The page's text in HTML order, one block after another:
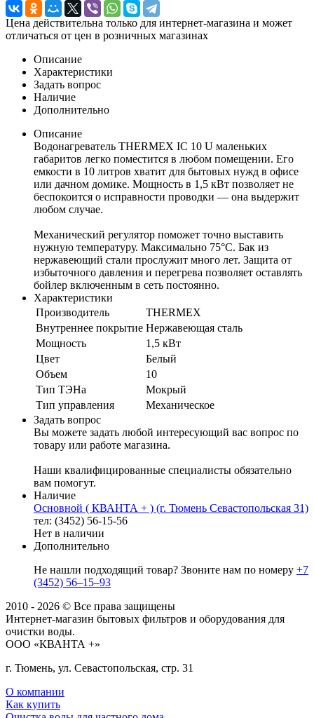
Цена действительна только для интернет-магазина и может
отличаться от цен в розничных магазинах
Описание
Характеристики
Задать вопрос
Наличие
Дополнительно
Описание
Водонагреватель THERMEX IC 10 U маленьких
габаритов легко поместится в любом помещении. Его
емкости в 10 литров хватит для бытовых нужд в офисе
или дачном домике. Мощность в 1,5 кВт позволяет не
беспокоится о исправности проводки — она выдержит
любом случае.
Механический регулятор поможет точно выставить
нужную температуру. Максимально 75°С. Бак из
нержавеющий стали прослужит много лет. Защита от
избыточного давления и перегрева позволяет оставлять
бойлер включенным в сеть постоянно.
Характеристики
Производитель
THERMEX
Внутреннее покрытие Нержавеющая сталь
Мощность
1,5 кВт
Цвет
Белый
Объем
10
Тип ТЭНа
Мокрый
Тип управления
Механическое
Задать вопрос
Вы можете задать любой интересующий вас вопрос по
товару или работе магазина.
Наши квалифицированные специалисты обязательно
вам помогут.
Наличие
Основной ( КВАНТА + ) (г. Тюмень Севастопольская 31)
тел: (3452) 56-15-56
Нет в наличии
Дополнительно
Не нашли подходящий товар? Звоните нам по номеру +7
(3452) 56‒15‒93
2010 - 2026 © Все права защищены
Интернет-магазин бытовых фильтров и оборудования для
очистки воды.
ООО «КВАНТА +»
г. Тюмень, ул. Севастопольская, стр. 31
О компании
Как купить